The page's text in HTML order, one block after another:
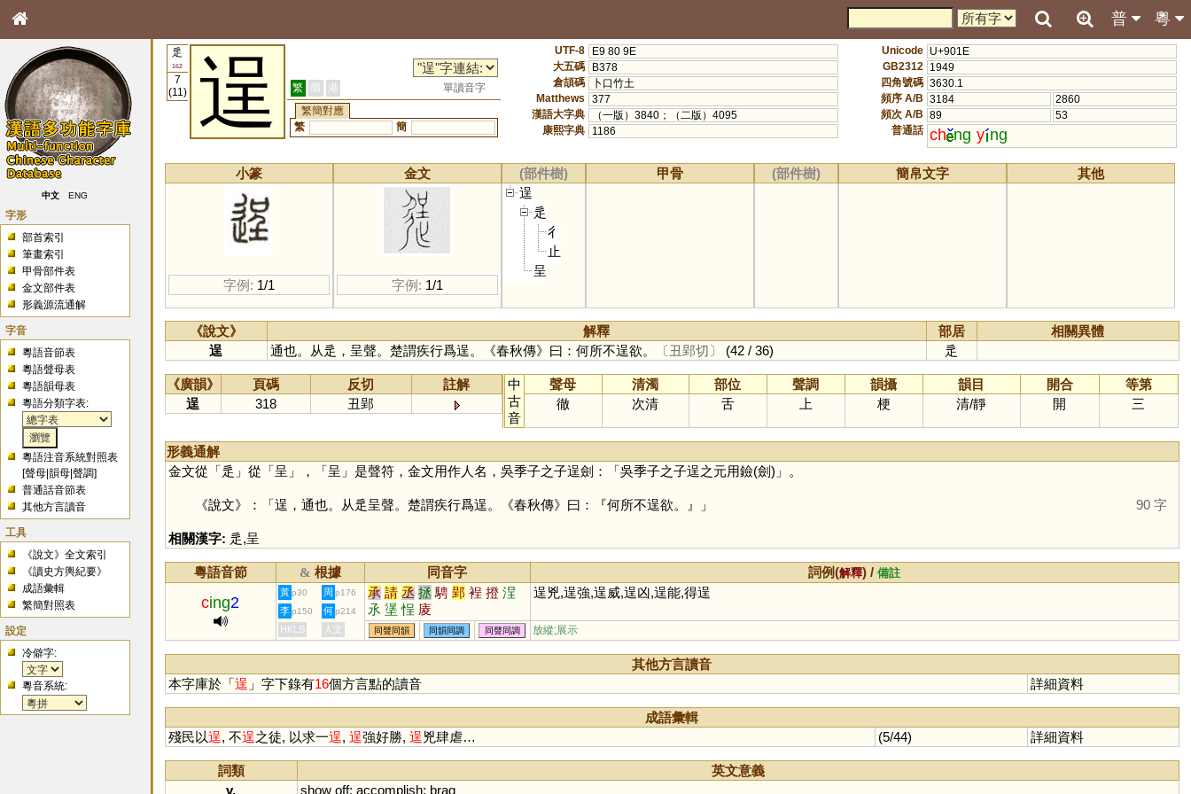
粵
普
中文 ENG
字形
部首索引
筆畫索引
甲骨部件表
金文部件表
形義源流通解
字音
粵語音節表
粵語聲母表
粵語韻母表
粵語分類字表:
粵語注音系統對照表
[聲母 |韻母 |聲調]
普通話音節表
其他方言讀音
工具
《說文》全文索引
《讀史方輿紀要》
成語彙輯
繁簡對照表
設定
冷僻字:
粵音系統:
辵
162
7
(11)
逞 繁 簡 港
單讀音字
繁簡對應
繁
簡
UTF-8
E9 80 9E
大五碼
B378
倉頡碼
卜口竹土
Matthews
377
漢語大字典
（一版）3840；（二版）4095
康熙字典
1186
Unicode U+901E
GB2312
1949
四角號碼 3630.1
頻序 A/B 3184
2860
頻次 A/B 89
53
普通話 ch ng y ng
小篆
字例: 1/1
金文
字例: 1/1
(部件樹)
逞
辵
彳
止
呈
甲骨 (部件樹) 簡帛文字 其他
《說文》 解釋 部居
相關異體
逞
通也。从辵，呈聲。楚謂疾行爲逞。《春秋傳》曰：何所不逞欲。 〔丑郢切〕 (42 / 36) 辵
《廣韻》 頁碼 反切
註解
逞
318 丑郢
中
古
音
聲母 清濁 部位 聲調 韻攝 韻目 開合
等第
徹
次清 舌 上 梗 清/靜 開 三
形義通解
金文從「辵 」從「呈 」，「呈 」是聲符，金文用作人名，吳季子之子逞劍：「吳季子之子逞之元用鐱(劍)」。
《說文》：「逞，通也。从辵呈聲。楚謂疾行爲逞。《春秋傳》曰：『何所不逞欲。』」 90 字
相關漢字: 辵,呈
粵語音節 & 根據 同音字 詞例(解釋) /備註
cing2
黃 p30 周 p176 承 請 丞 拯 騁 郢 裎 撜 浧
氶 塣 悜 庱
逞兇,逞強,逞威,逞凶,逞能,得逞
李 p150 何 p214
HKLS 人文 同聲同韻 同韻同調 同聲同調 放縱;展示
其他方言讀音
本字庫於「逞 」字下錄有16個方言點的讀音 詳細資料
成語彙輯
殘民以逞, 不逞之徒, 以求一逞, 逞強好勝, 逞兇肆虐… (5/44) 詳細資料
詞類
英文意義
v.
show off; accomplish; brag